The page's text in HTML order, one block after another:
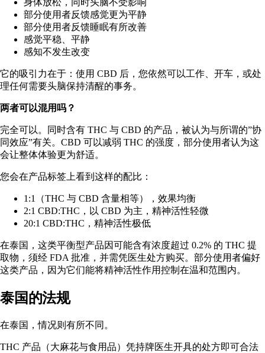
部分使用者反馈感觉更为平静
部分使用者反馈睡眠有所改善
感觉平稳、平静
感知不发生改变
它的吸引力在于：使用 CBD 后，您依然可以工作、开车，或处
理任何需要头脑保持清醒的事务。
两者可以混用吗？
完全可以。同时含有 THC 与 CBD 的产品，被认为与所谓的”协
同效应”有关。CBD 可以减弱 THC 的强度，部分使用者认为这
会让整体体验更为舒适。
您会在产品标签上看到这样的配比：
1:1（THC 与 CBD 含量相等），效果均衡
2:1 CBD:THC，以 CBD 为主，精神活性轻微
20:1 CBD:THC，精神活性极低
在泰国，这类平衡型产品因可能含有浓度超过 0.2% 的 THC 提
取物，须经 FDA 批准，并需凭医生处方购买。部分使用者偏好
这类产品，因为它们能将精神活性作用控制在温和范围内。
泰国的法规
在泰国，情况则有所不同。
THC 产品（大麻花与食用品）凭持牌医生开具的处方即可合法